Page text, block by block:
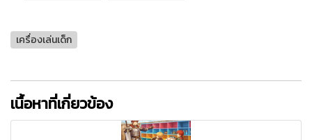
เครื่องเล่นเด็ก
เนื้อหาที่เกี่ยวข้อง